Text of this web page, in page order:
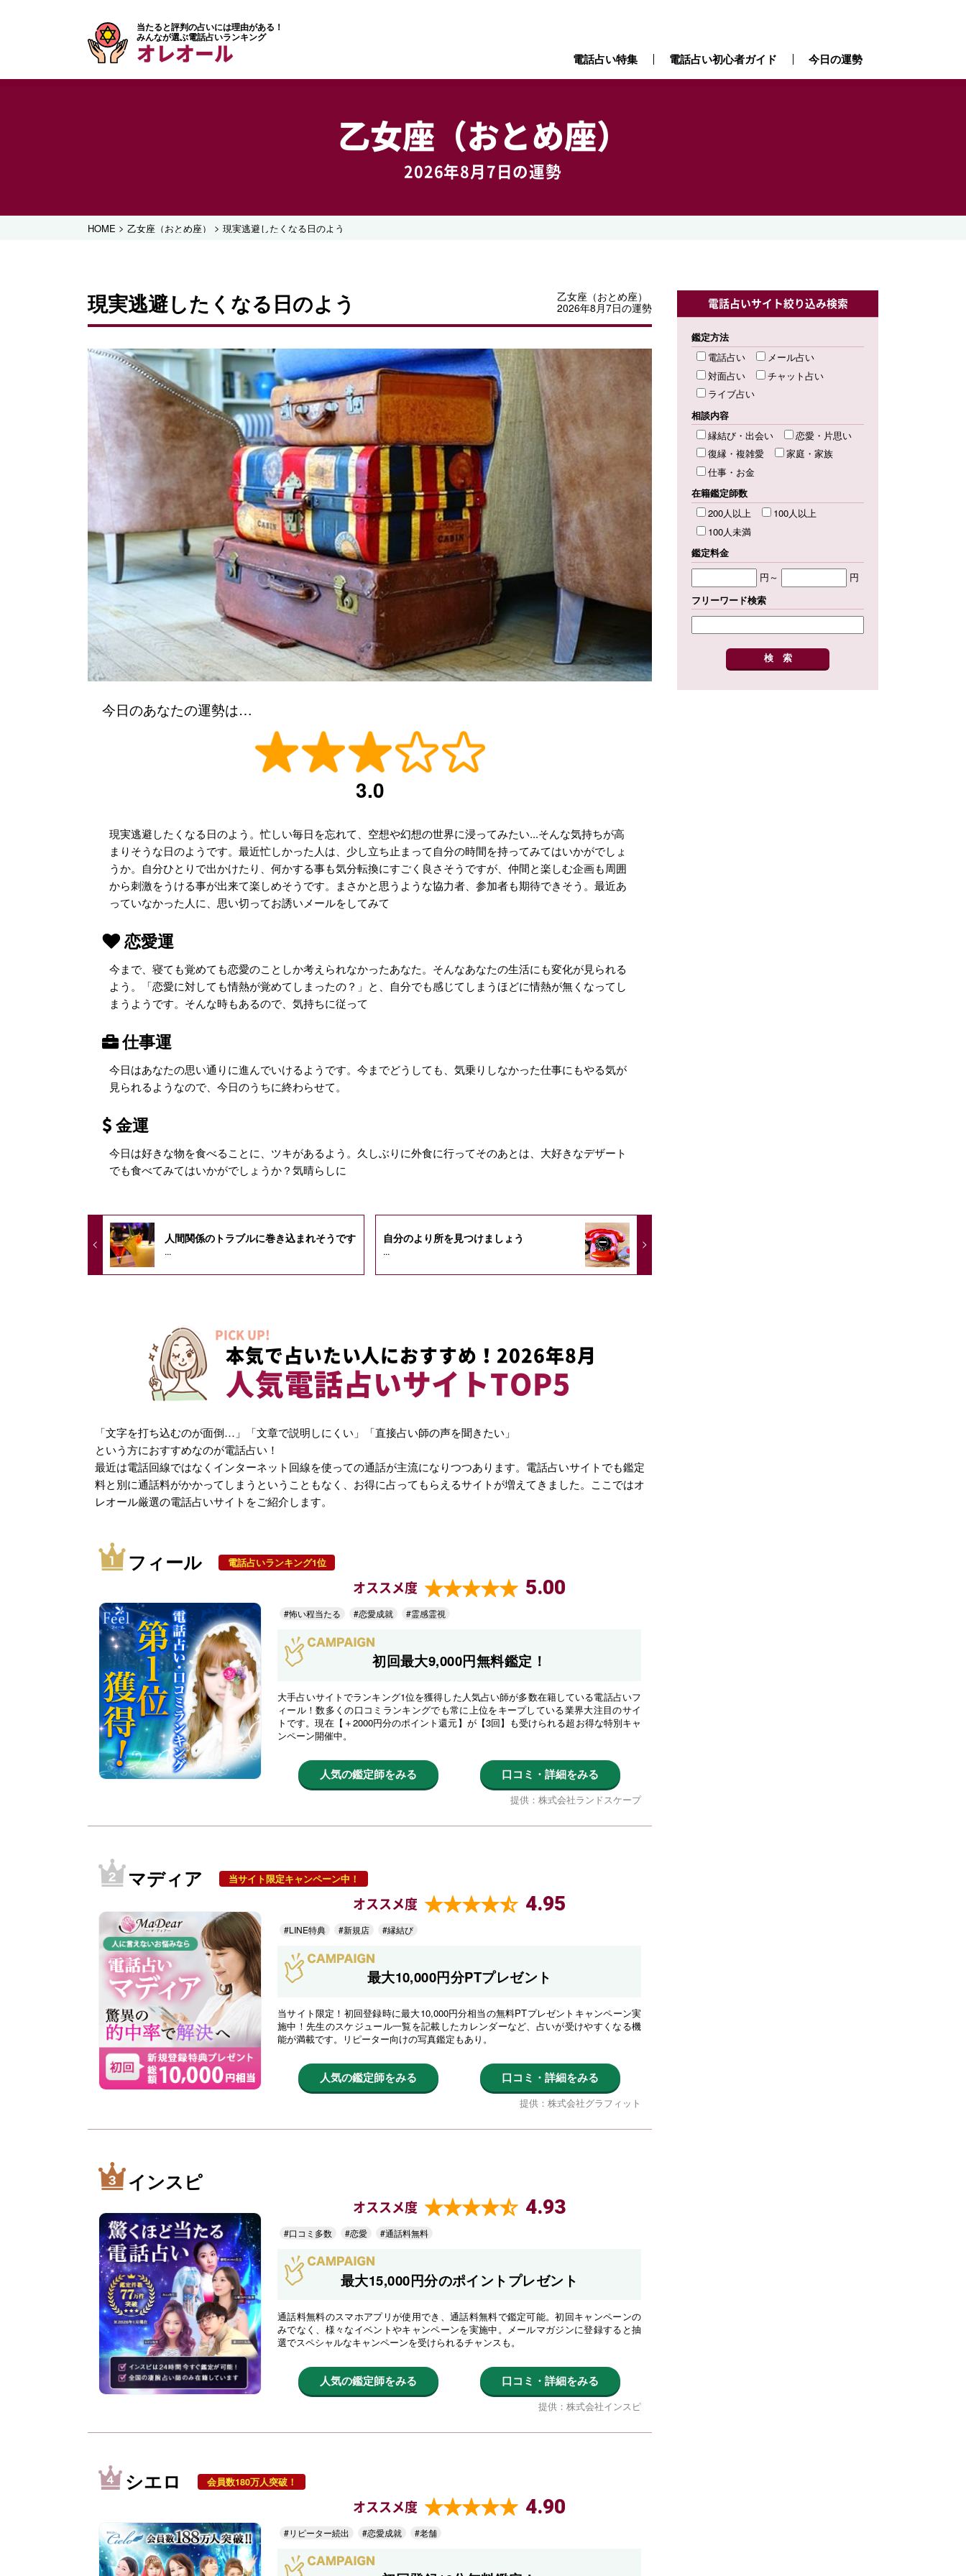
当たると評判の占いには理由がある！
みんなが選ぶ電話占いランキング
オレオール 電話占い特集 電話占い初心者ガイド 今日の運勢
乙女座（おとめ座）
2026年8月7日の運勢
HOME > 乙女座（おとめ座） > 現実逃避したくなる日のよう
現実逃避したくなる日のよう
乙女座（おとめ座）
2026年8月7日の運勢
今日のあなたの運勢は…
3.0
現実逃避したくなる日のよう。忙しい毎日を忘れて、空想や幻想の世界に浸ってみたい...そんな気持ちが高
まりそうな日のようです。最近忙しかった人は、少し立ち止まって自分の時間を持ってみてはいかがでしょ
うか。自分ひとりで出かけたり、何かする事も気分転換にすごく良さそうですが、仲間と楽しむ企画も周囲
から刺激をうける事が出来て楽しめそうです。まさかと思うような協力者、参加者も期待できそう。最近あ
っていなかった人に、思い切ってお誘いメールをしてみて
恋愛運
今まで、寝ても覚めても恋愛のことしか考えられなかったあなた。そんなあなたの生活にも変化が見られる
よう。「恋愛に対しても情熱が覚めてしまったの？」と、自分でも感じてしまうほどに情熱が無くなってし
まうようです。そんな時もあるので、気持ちに従って
仕事運
今日はあなたの思い通りに進んでいけるようです。今までどうしても、気乗りしなかった仕事にもやる気が
見られるようなので、今日のうちに終わらせて。
金運
今日は好きな物を食べることに、ツキがあるよう。久しぶりに外食に行ってそのあとは、大好きなデザート
でも食べてみてはいかがでしょうか？気晴らしに
人間関係のトラブルに巻き込まれそうです
...
自分のより所を見つけましょう
...
PICK UP!
本気で占いたい人におすすめ！2026年8月
人気電話占いサイトTOP5
「文字を打ち込むのが面倒…」「文章で説明しにくい」「直接占い師の声を聞きたい」
という方におすすめなのが電話占い！
最近は電話回線ではなくインターネット回線を使っての通話が主流になりつつあります。電話占いサイトでも鑑定
料と別に通話料がかかってしまうということもなく、お得に占ってもらえるサイトが増えてきました。ここではオ
レオール厳選の電話占いサイトをご紹介します。
フィール 電話占いランキング1位
オススメ度 5.00
#怖い程当たる #恋愛成就 #霊感霊視
初回最大9,000円無料鑑定！
大手占いサイトでランキング1位を獲得した人気占い師が多数在籍している電話占いフ
ィール！数多くの口コミランキングでも常に上位をキープしている業界大注目のサイ
トです。現在【＋2000円分のポイント還元】が【3回】も受けられる超お得な特別キャ
ンペーン開催中。
人気の鑑定師をみる 口コミ・詳細をみる
提供：株式会社ランドスケープ
マディア 当サイト限定キャンペーン中！
オススメ度 4.95
#LINE特典 #新規店 #縁結び
最大10,000円分PTプレゼント
当サイト限定！初回登録時に最大10,000円分相当の無料PTプレゼントキャンペーン実
施中！先生のスケジュール一覧を記載したカレンダーなど、占いが受けやすくなる機
能が満載です。リピーター向けの写真鑑定もあり。
人気の鑑定師をみる 口コミ・詳細をみる
提供：株式会社グラフィット
インスピ
オススメ度 4.93
#口コミ多数 #恋愛 #通話料無料
最大15,000円分のポイントプレゼント
通話料無料のスマホアプリが使用でき、通話料無料で鑑定可能。初回キャンペーンの
みでなく、様々なイベントやキャンペーンを実施中。メールマガジンに登録すると抽
選でスペシャルなキャンペーンを受けられるチャンスも。
人気の鑑定師をみる 口コミ・詳細をみる
提供：株式会社インスピ
シエロ 会員数180万人突破！
オススメ度 4.90
#リピーター続出 #恋愛成就 #老舗
電話占いサイト絞り込み検索
鑑定方法
電話占い
メール占い
対面占い
チャット占い
ライブ占い
相談内容
縁結び・出会い
恋愛・片思い
復縁・複雑愛
家庭・家族
仕事・お金
在籍鑑定師数
200人以上
100人以上
100人未満
鑑定料金
円～
円
フリーワード検索